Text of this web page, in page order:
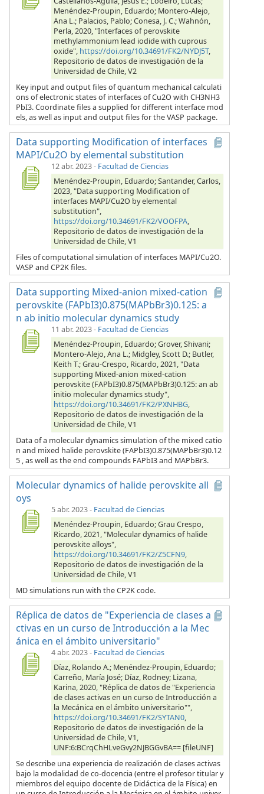
Menéndez-Proupin, Eduardo; Montero-Alejo,
Ana L.; Palacios, Pablo; Conesa, J. C.; Wahnón,
Perla, 2020, "Interfaces of perovskite
methylammonium lead iodide with cuprous
oxide", https://doi.org/10.34691/FK2/NYDJ5T,
Repositorio de datos de investigación de la
Universidad de Chile, V2
Key input and output files of quantum mechanical calculati
ons of electronic states of interfaces of Cu2O with CH3NH3
PbI3. Coordinate files a supplied for different interface mod
els, as well as input and output files for the VASP package.
Data supporting Modification of interfaces
MAPI/Cu2O by elemental substitution
12 abr. 2023- Facultad de Ciencias
Menéndez-Proupin, Eduardo; Santander, Carlos,
2023, "Data supporting Modification of
interfaces MAPI/Cu2O by elemental
substitution",
https://doi.org/10.34691/FK2/VOOFPA,
Repositorio de datos de investigación de la
Universidad de Chile, V1
Files of computational simulation of interfaces MAPI/Cu2O.
VASP and CP2K files.
Data supporting Mixed-anion mixed-cation
perovskite (FAPbI3)0.875(MAPbBr3)0.125: a
n ab initio molecular dynamics study
11 abr. 2023- Facultad de Ciencias
Menéndez-Proupin, Eduardo; Grover, Shivani;
Montero-Alejo, Ana L.; Midgley, Scott D.; Butler,
Keith T.; Grau-Crespo, Ricardo, 2021, "Data
supporting Mixed-anion mixed-cation
perovskite (FAPbI3)0.875(MAPbBr3)0.125: an ab
initio molecular dynamics study",
https://doi.org/10.34691/FK2/PXNHBG,
Repositorio de datos de investigación de la
Universidad de Chile, V1
Data of a molecular dynamics simulation of the mixed catio
n and mixed halide perovskite (FAPbI3)0.875(MAPbBr3)0.12
5 , as well as the end compounds FAPbI3 and MAPbBr3.
Molecular dynamics of halide perovskite all
oys
5 abr. 2023- Facultad de Ciencias
Menéndez-Proupin, Eduardo; Grau Crespo,
Ricardo, 2021, "Molecular dynamics of halide
perovskite alloys",
https://doi.org/10.34691/FK2/Z5CFN9,
Repositorio de datos de investigación de la
Universidad de Chile, V1
MD simulations run with the CP2K code.
Réplica de datos de "Experiencia de clases a
ctivas en un curso de Introducción a la Mec
ánica en el ámbito universitario"
4 abr. 2023- Facultad de Ciencias
Díaz, Rolando A.; Menéndez-Proupin, Eduardo;
Carreño, María José; Díaz, Rodney; Lizana,
Karina, 2020, "Réplica de datos de "Experiencia
de clases activas en un curso de Introducción a
la Mecánica en el ámbito universitario"",
https://doi.org/10.34691/FK2/SYTAN0,
Repositorio de datos de investigación de la
Universidad de Chile, V1,
UNF:6:BCrqChHLveGvy2NJBGGvBA== [fileUNF]
Se describe una experiencia de realización de clases activas
bajo la modalidad de co-docencia (entre el profesor titular y
miembros del equipo docente de Didáctica de la Física) en